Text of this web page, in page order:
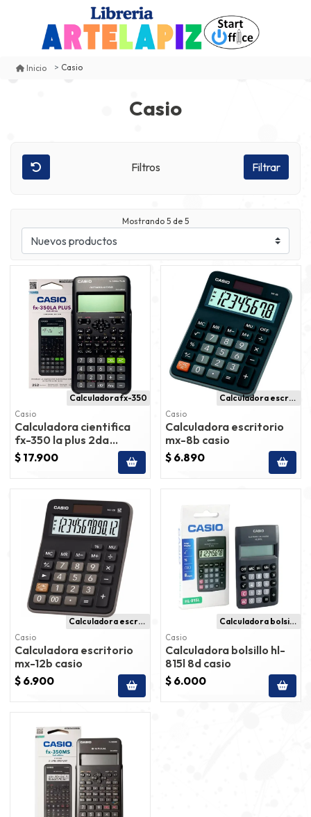
Inicio Casio
Casio
Filtros Filtrar
Mostrando 5 de 5
Calculadora fx-350
Casio
Calculadora cientifica
fx-350 la plus 2da
edicion casio
$ 17.900
Calculadora escritorio
Casio
Calculadora escritorio
mx-8b casio
$ 6.890
Calculadora escritorio
Casio
Calculadora escritorio
mx-12b casio
$ 6.900
Calculadora bolsillo
Casio
Calculadora bolsillo hl-
815l 8d casio
$ 6.000